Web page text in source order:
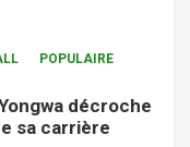
POPULAIRE
décroche
sa carrière